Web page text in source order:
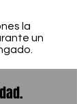
la
un